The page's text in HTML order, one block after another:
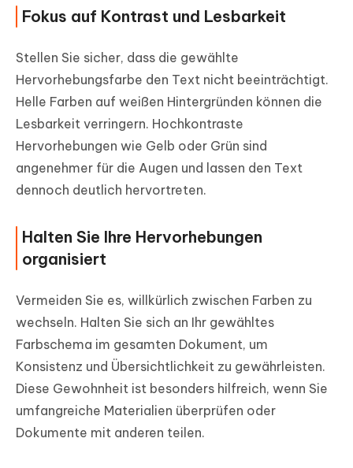
Fokus auf Kontrast und Lesbarkeit
Stellen Sie sicher, dass die gewählte
Hervorhebungsfarbe den Text nicht beeinträchtigt.
Helle Farben auf weißen Hintergründen können die
Lesbarkeit verringern. Hochkontraste
Hervorhebungen wie Gelb oder Grün sind
angenehmer für die Augen und lassen den Text
dennoch deutlich hervortreten.
Halten Sie Ihre Hervorhebungen
organisiert
Vermeiden Sie es, willkürlich zwischen Farben zu
wechseln. Halten Sie sich an Ihr gewähltes
Farbschema im gesamten Dokument, um
Konsistenz und Übersichtlichkeit zu gewährleisten.
Diese Gewohnheit ist besonders hilfreich, wenn Sie
umfangreiche Materialien überprüfen oder
Dokumente mit anderen teilen.